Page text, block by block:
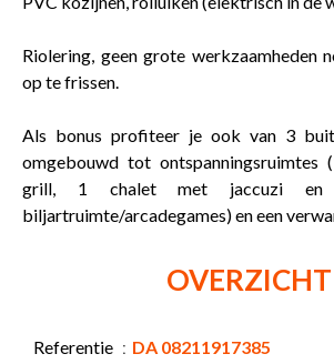
Riolering, geen grote werkzaamheden
op te frissen.
Als bonus profiteer je ook van 3
omgebouwd tot ontspanningsruimtes
grill, 1 chalet met jaccuzi
biljartruimte/arcadegames) en een
OVERZICHT
Referentie DA 08211917385